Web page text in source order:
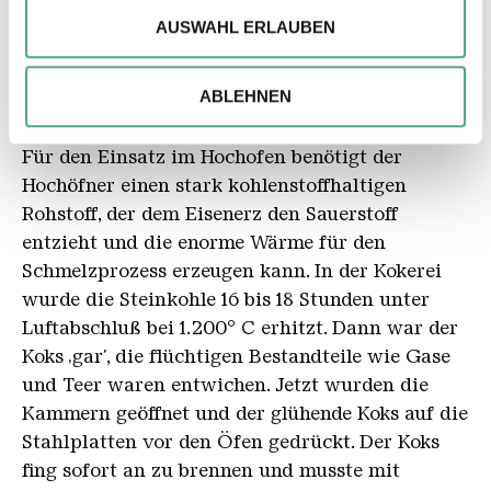
analysieren. Außerdem geben wir ggfs. Informationen zu
Ihrer Verwendung unserer Website an unsere Partner für
Partner führen diese Informationen möglicherweise mit
weiteren Daten zusammen, die Sie ihnen bereitgestellt
haben oder die sie im Rahmen Ihrer Nutzung der Dienste
gesammelt haben.
AUSWAHL ERLAUBEN
ABLEHNEN
Die Hüttenkokerei
Für den Einsatz im Hochofen benötigt der
Hochöfner einen stark kohlenstoffhaltigen
Rohstoff, der dem Eisenerz den Sauerstoff
entzieht und die enorme Wärme für den
Schmelzprozess erzeugen kann. In der Kokerei
wurde die Steinkohle 16 bis 18 Stunden unter
Luftabschluß bei 1.200° C erhitzt. Dann war der
Koks ‚gar', die flüchtigen Bestandteile wie Gase
und Teer waren entwichen. Jetzt wurden die
Kammern geöffnet und der glühende Koks auf die
Stahlplatten vor den Öfen gedrückt. Der Koks
fing sofort an zu brennen und musste mit